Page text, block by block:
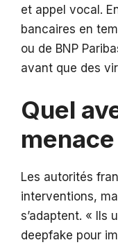
et appel vocal.
bancaires en
ou de BNP
avant que des
Quel
menace
Les autorités
interventions,
s’adaptent. « Ils
deepfake pour